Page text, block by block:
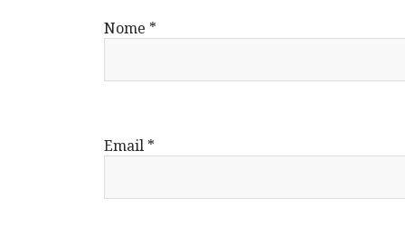
Nome *
Email *